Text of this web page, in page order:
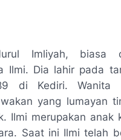
Imliyah, biasa
Ilmi. Dia lahir pada
di Kediri. Wanita
yang lumayan
Ilmi merupakan anak
Saat ini Ilmi telah